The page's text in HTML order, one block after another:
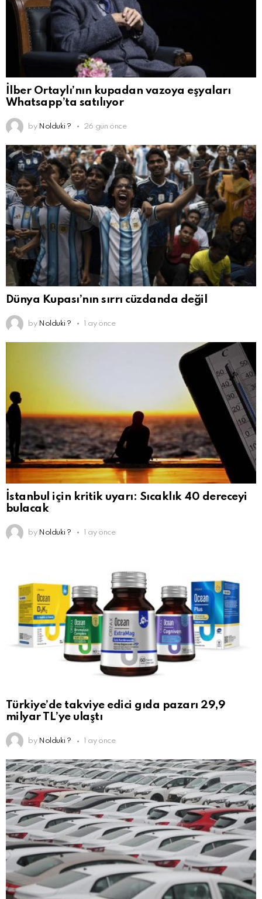
İlber Ortaylı’nın kupadan vazoya eşyaları
Whatsapp’ta satılıyor
by Nolduki ? 26 gün önce
Dünya Kupası’nın sırrı cüzdanda değil
by Nolduki ? 1 ay önce
İstanbul için kritik uyarı: Sıcaklık 40 dereceyi
bulacak
by Nolduki ? 1 ay önce
Türkiye’de takviye edici gıda pazarı 29,9
milyar TL’ye ulaştı
by Nolduki ? 1 ay önce